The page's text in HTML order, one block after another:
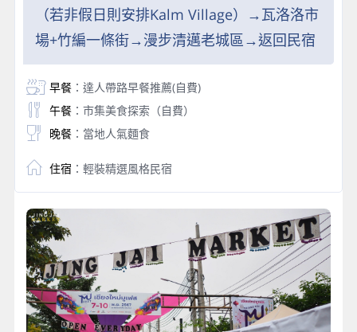
（若非假日則安排Kalm Village）→瓦洛洛市
場+竹編一條街→漫步清邁老城區→返回民宿
早餐：達人帶路早餐推薦(自費)
午餐：市集美食探索（自費）
晚餐：當地人氣麵食
住宿 ：輕裝精選風格民宿